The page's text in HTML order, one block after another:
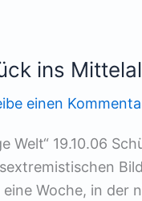
ins
einen
Welt“ 19.10.06
eine Woche, in der